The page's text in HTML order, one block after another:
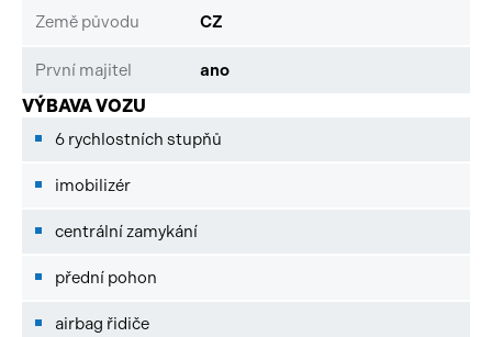
Země původu CZ
První majitel ano
VÝBAVA VOZU
6 rychlostních stupňů
imobilizér
centrální zamykání
přední pohon
airbag řidiče